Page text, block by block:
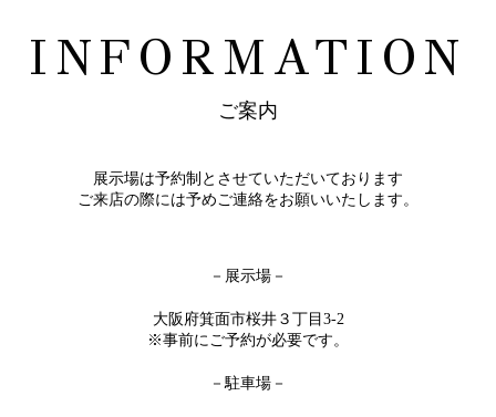
INFORMATION
ご案内
展示場は予約制とさせていただいております
ご来店の際には予めご連絡をお願いいたします。
－展示場－
大阪府箕面市桜井３丁目3-2
※事前にご予約が必要です。
－駐車場－